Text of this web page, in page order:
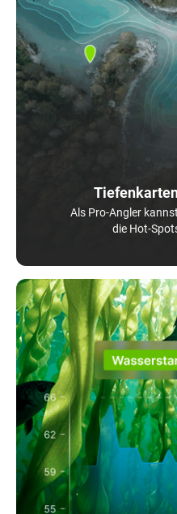
Als Pro-Angler
die Hot-